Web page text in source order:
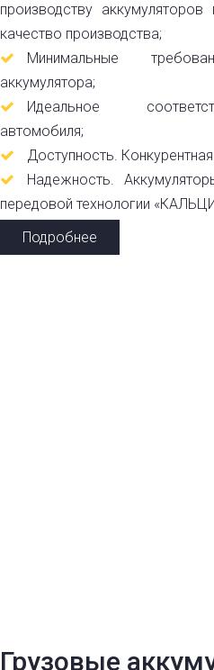
производству
качество производства;
Минимальные
аккумулятора;
Идеальное
автомобиля;
Доступность.
Надежность.
передовой технологии
Подробнее
Грузовые